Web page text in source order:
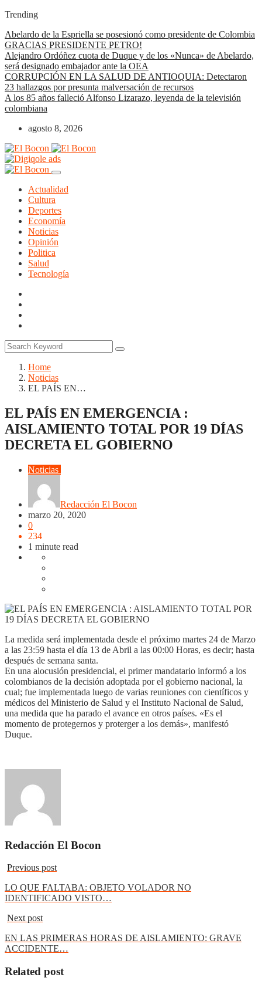
Trending
Abelardo de la Espriella se posesionó como presidente de Colombia
GRACIAS PRESIDENTE PETRO!
Alejandro Ordóñez cuota de Duque y de los «Nunca» de Abelardo,
será designado embajador ante la OEA
CORRUPCIÓN EN LA SALUD DE ANTIOQUIA: Detectaron
23 hallazgos por presunta malversación de recursos
A los 85 años falleció Alfonso Lizarazo, leyenda de la televisión
colombiana
agosto 8, 2026
Actualidad
Cultura
Deportes
Economía
Noticias
Opinión
Politica
Salud
Tecnología
Home
Noticias
EL PAÍS EN…
EL PAÍS EN EMERGENCIA :
AISLAMIENTO TOTAL POR 19 DÍAS
DECRETA EL GOBIERNO
Noticias
Redacción El Bocon
marzo 20, 2020
0
234
1 minute read
La medida será implementada desde el próximo martes 24 de Marzo
a las 23:59 hasta el día 13 de Abril a las 00:00 Horas, es decir; hasta
después de semana santa.
En una alocusión presidencial, el primer mandatario informó a los
colombianos de la decisión adoptada por el gobierno nacional, la
cual; fue implementada luego de varias reuniones con científicos y
médicos del Ministerio de Salud y el Instituto Nacional de Salud,
una medida que ha parado el avance en otros países. «Es el
momento de protegernos y proterger a los demás», manifestó
Duque.
Redacción El Bocon
Previous post
LO QUE FALTABA: OBJETO VOLADOR NO
IDENTIFICADO VISTO…
Next post
EN LAS PRIMERAS HORAS DE AISLAMIENTO: GRAVE
ACCIDENTE…
Related post